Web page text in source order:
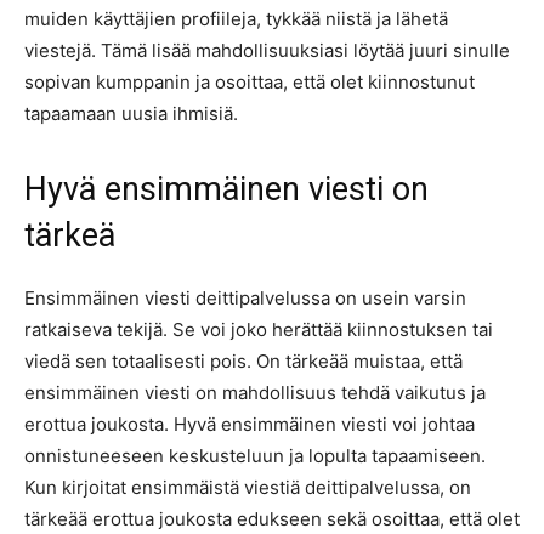
muiden käyttäjien profiileja, tykkää niistä ja lähetä
viestejä. Tämä lisää mahdollisuuksiasi löytää juuri sinulle
sopivan kumppanin ja osoittaa, että olet kiinnostunut
tapaamaan uusia ihmisiä.
Hyvä ensimmäinen viesti on
tärkeä
Ensimmäinen viesti deittipalvelussa on usein varsin
ratkaiseva tekijä. Se voi joko herättää kiinnostuksen tai
viedä sen totaalisesti pois. On tärkeää muistaa, että
ensimmäinen viesti on mahdollisuus tehdä vaikutus ja
erottua joukosta. Hyvä ensimmäinen viesti voi johtaa
onnistuneeseen keskusteluun ja lopulta tapaamiseen.
Kun kirjoitat ensimmäistä viestiä deittipalvelussa, on
tärkeää erottua joukosta edukseen sekä osoittaa, että olet